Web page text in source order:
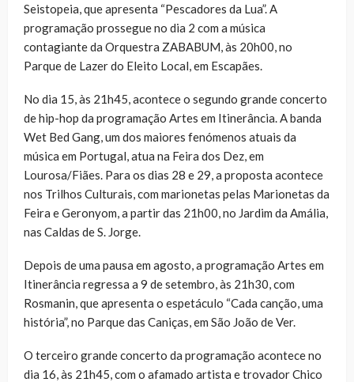
Seistopeia, que apresenta “Pescadores da Lua”. A
programação prossegue no dia 2 com a música
contagiante da Orquestra ZABABUM, às 20h00, no
Parque de Lazer do Eleito Local, em Escapães.
No dia 15, às 21h45, acontece o segundo grande concerto
de hip-hop da programação Artes em Itinerância. A banda
Wet Bed Gang, um dos maiores fenómenos atuais da
música em Portugal, atua na Feira dos Dez, em
Lourosa/Fiães. Para os dias 28 e 29, a proposta acontece
nos Trilhos Culturais, com marionetas pelas Marionetas da
Feira e Geronyom, a partir das 21h00, no Jardim da Amália,
nas Caldas de S. Jorge.
Depois de uma pausa em agosto, a programação Artes em
Itinerância regressa a 9 de setembro, às 21h30, com
Rosmanin, que apresenta o espetáculo “Cada canção, uma
história”, no Parque das Caniças, em São João de Ver.
O terceiro grande concerto da programação acontece no
dia 16, às 21h45, com o afamado artista e trovador Chico